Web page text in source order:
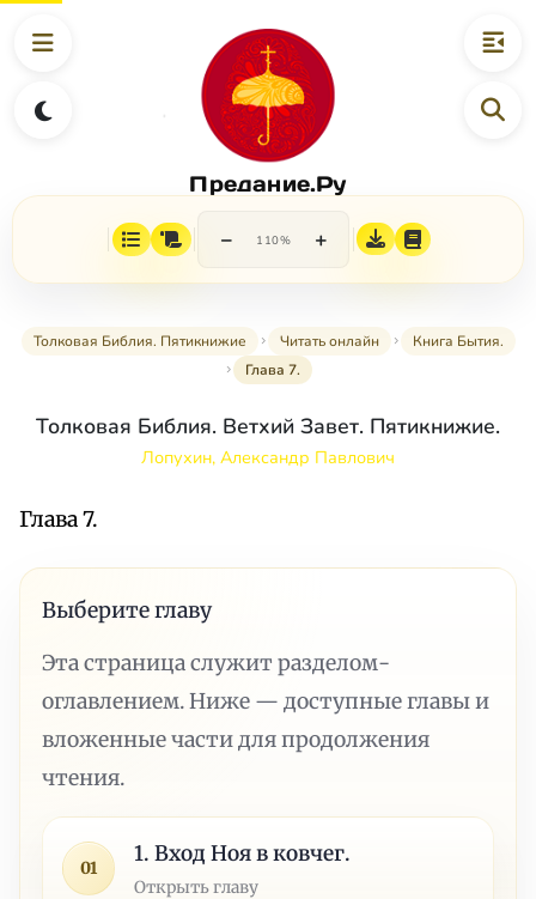
Предание.Ру
− 110% +
Толковая Библия. Пятикнижие Читать онлайн
Книга Бытия.
Глава 7.
Толковая Библия. Ветхий Завет. Пятикнижие.
Лопухин, Александр Павлович
Глава 7.
Выберите главу
Эта страница служит разделом-
оглавлением. Ниже — доступные главы и
вложенные части для продолжения
чтения.
01
1. Вход Ноя в ковчег.
Открыть главу